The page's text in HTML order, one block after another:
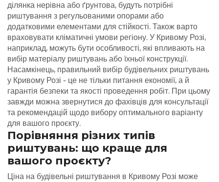
ділянка нерівна або ґрунтова, будуть потрібні
риштування з регульованими опорами або
додатковими елементами для стійкості. Також варто
враховувати кліматичні умови регіону. У Кривому Розі,
наприклад, можуть бути особливості, які впливають на
вибір матеріалу риштувань або їхньої конструкції.
Насамкінець, правильний вибір будівельних риштувань
у Кривому Розі - це не тільки питання економії, а й
гарантія безпеки та якості проведення робіт. При цьому
завжди можна звернутися до фахівців для консультації
та рекомендацій щодо вибору оптимального варіанту
для вашого проєкту.
Порівняння різних типів
риштувань: що краще для
вашого проєкту?
Ціна на будівельні риштування в Кривому Розі може